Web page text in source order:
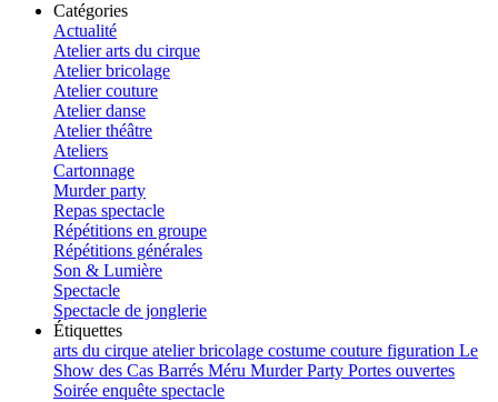
Catégories
Actualité
Atelier arts du cirque
Atelier bricolage
Atelier couture
Atelier danse
Atelier théâtre
Ateliers
Cartonnage
Murder party
Repas spectacle
Répétitions en groupe
Répétitions générales
Son & Lumière
Spectacle
Spectacle de jonglerie
Étiquettes
arts du cirque atelierbricolage costume couture figuration Le
Show des Cas Barrés Méru Murder Party Portes ouvertes
Soirée enquête spectacle